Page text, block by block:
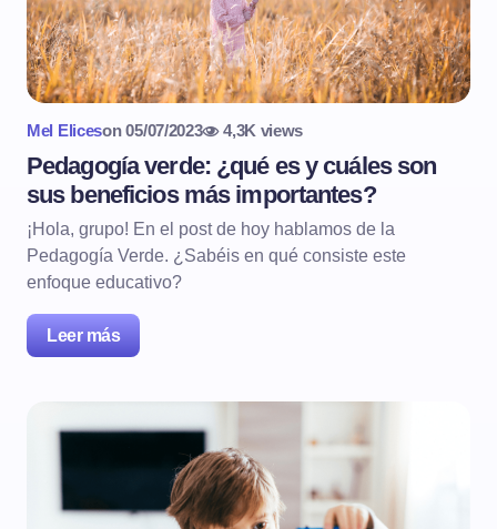
Mel Eliceson 05/07/2023 4,3K views
Pedagogía verde: ¿qué es y cuáles son
sus beneficios más importantes?
¡Hola, grupo! En el post de hoy hablamos de la
Pedagogía Verde. ¿Sabéis en qué consiste este
enfoque educativo?
Leer más